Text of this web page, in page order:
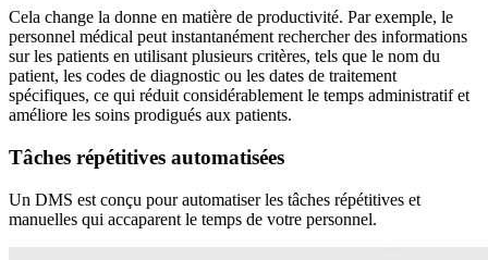
Cela change la donne en matière de productivité. Par exemple, le
personnel médical peut instantanément rechercher des informations
sur les patients en utilisant plusieurs critères, tels que le nom du
patient, les codes de diagnostic ou les dates de traitement
spécifiques, ce qui réduit considérablement le temps administratif et
améliore les soins prodigués aux patients.
Tâches répétitives automatisées
Un DMS est conçu pour automatiser les tâches répétitives et
manuelles qui accaparent le temps de votre personnel.